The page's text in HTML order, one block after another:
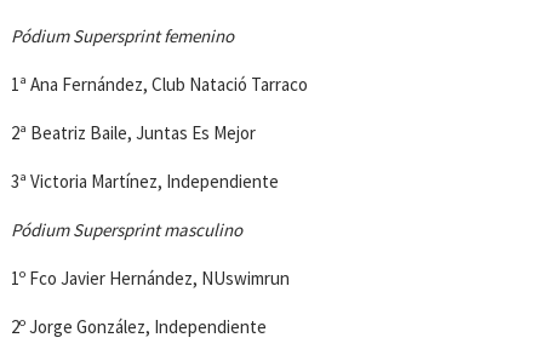
Pódium Supersprint femenino
1ª Ana Fernández, Club Natació Tarraco
2ª Beatriz Baile, Juntas Es Mejor
3ª Victoria Martínez, Independiente
Pódium Supersprint masculino
1º Fco Javier Hernández, NUswimrun
2º Jorge González, Independiente